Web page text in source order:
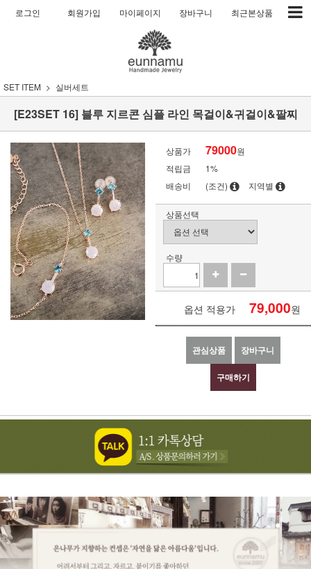
로그인 회원가입 마이페이지 장바구니 최근본상품
SET ITEM 실버세트
[E23SET 16] 블루 지르콘 심플 라인 목걸이&귀걸이&팔찌
상품가 79000원
적립금
1%
배송비
(조건) 지역별
상품선택
수량
옵션 적용가 79,000원
관심상품 장바구니
구매하기